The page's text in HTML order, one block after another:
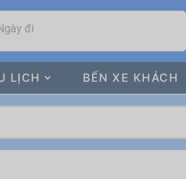
đi
LỊCH BẾN XE KHÁCH